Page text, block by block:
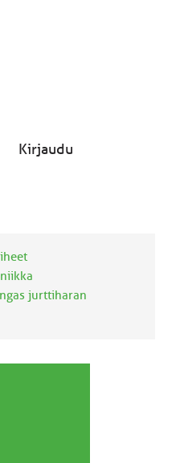
Kirjaudu
jurttiharan